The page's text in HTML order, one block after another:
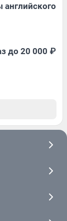
английского
до 20 000 ₽